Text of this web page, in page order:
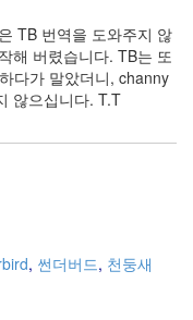
TB 번역을 도와주지 않
해 버렸습니다. TB는 또
다가 말았더니, channy
않으십니다. T.T
, 썬더버드, 천둥새